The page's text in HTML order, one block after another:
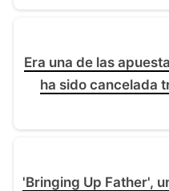
Era una de las
ha sido cancelada
'Bringing Up Father',